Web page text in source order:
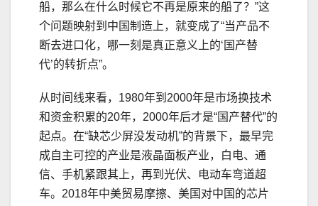
船，那么在什么时候它不再是原来的船了？”这
个问题映射到中国制造上，就变成了“当产品不
断去进口化，哪一刻是真正意义上的‘国产替
代’的转折点”。
从时间线来看，1980年到2000年是市场换技术
和资金积累的20年，2000年后才是“国产替代”的
起点。在“缺芯少屏没发动机”的背景下，最早完
成自主可控的产业是液晶面板产业，白电、通
信、手机紧跟其上，再到光伏、电动车弯道超
车。2018年中美贸易摩擦、美国对中国的芯片